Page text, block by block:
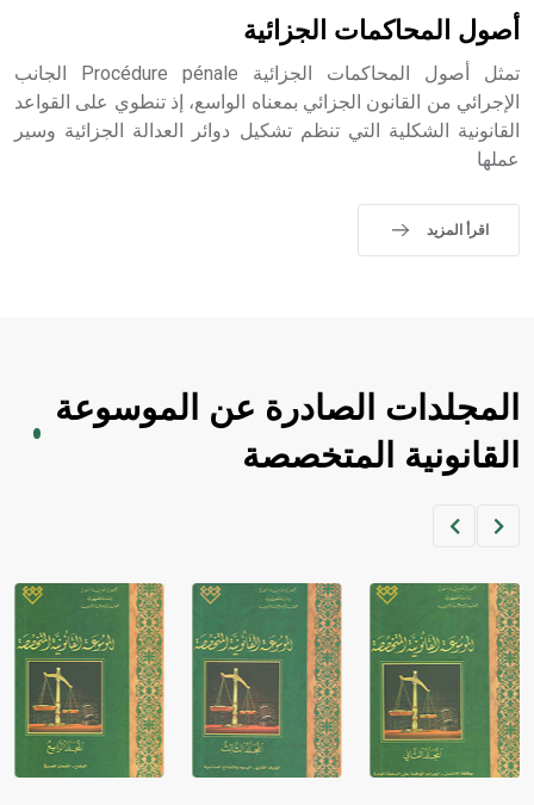
sign تكتب منفصلة غير متصلة، وتعتمد المبدأ الأكوروفوني،
حيث تقتصر القيمة الصوتية للعلامة الك
أصول المحاكمات الجزائية
تمثل أصول المحاكمات الجزائية Procédure pénale الجانب
الإجرائي من القانون الجزائي بمعناه الواسع، إذ تنطوي على القواعد
القانونية الشكلية التي تنظم تشكيل دوائر العدالة الجزائية وسير
عملها
اقرأ المزيد
المجلدات الصادرة عن الموسوعة
القانونية المتخصصة